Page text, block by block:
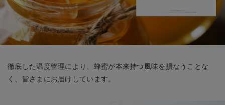
徹底した温度管理により、蜂蜜が本来持つ風味を損なうことな
く、皆さまにお届けしています。